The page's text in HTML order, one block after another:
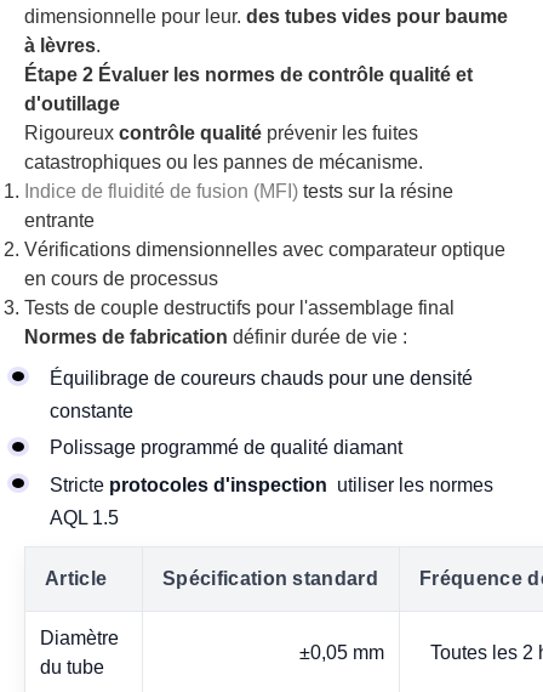
dimensionnelle pour leur. des tubes vides pour baume
à lèvres.
Étape 2 Évaluer les normes de contrôle qualité et
d'outillage
Rigoureux contrôle qualité prévenir les fuites
catastrophiques ou les pannes de mécanisme.
Indice de fluidité de fusion (MFI) tests sur la résine
entrante
Vérifications dimensionnelles avec comparateur optique
en cours de processus
Tests de couple destructifs pour l'assemblage final
Normes de fabrication définir durée de vie :
Équilibrage de coureurs chauds pour une densité
constante
Polissage programmé de qualité diamant
Stricte protocoles d'inspection utiliser les normes
AQL 1.5
Article Spécification standard Fréquence
Diamètre
du tube
±0,05 mm Toutes les 2